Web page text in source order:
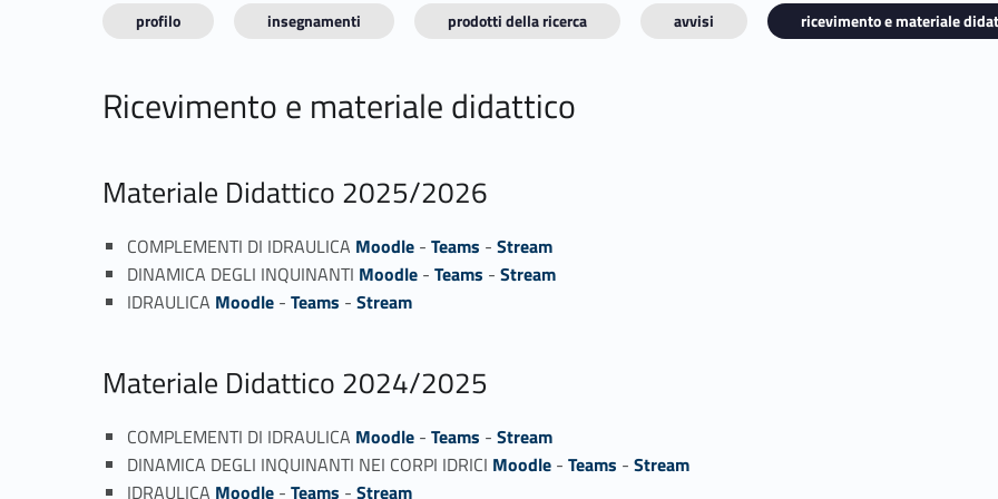
profilo insegnamenti prodotti della ricerca avvisi ricevimento e materiale
Ricevimento e materiale didattico
Materiale Didattico 2025/2026
COMPLEMENTI DI IDRAULICA Moodle -Teams -Stream
DINAMICA DEGLI INQUINANTI Moodle -Teams -Stream
IDRAULICA Moodle -Teams -Stream
Materiale Didattico 2024/2025
COMPLEMENTI DI IDRAULICA Moodle -Teams -Stream
DINAMICA DEGLI INQUINANTI NEI CORPI IDRICI Moodle -Teams -Stream
IDRAULICA Moodle -Teams -Stream